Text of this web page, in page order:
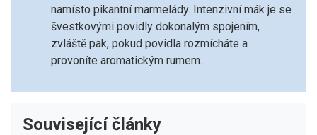
namísto pikantní marmelády. Intenzivní mák je se
švestkovými povidly dokonalým spojením,
zvláště pak, pokud povidla rozmícháte a
provoníte aromatickým rumem.
Související články